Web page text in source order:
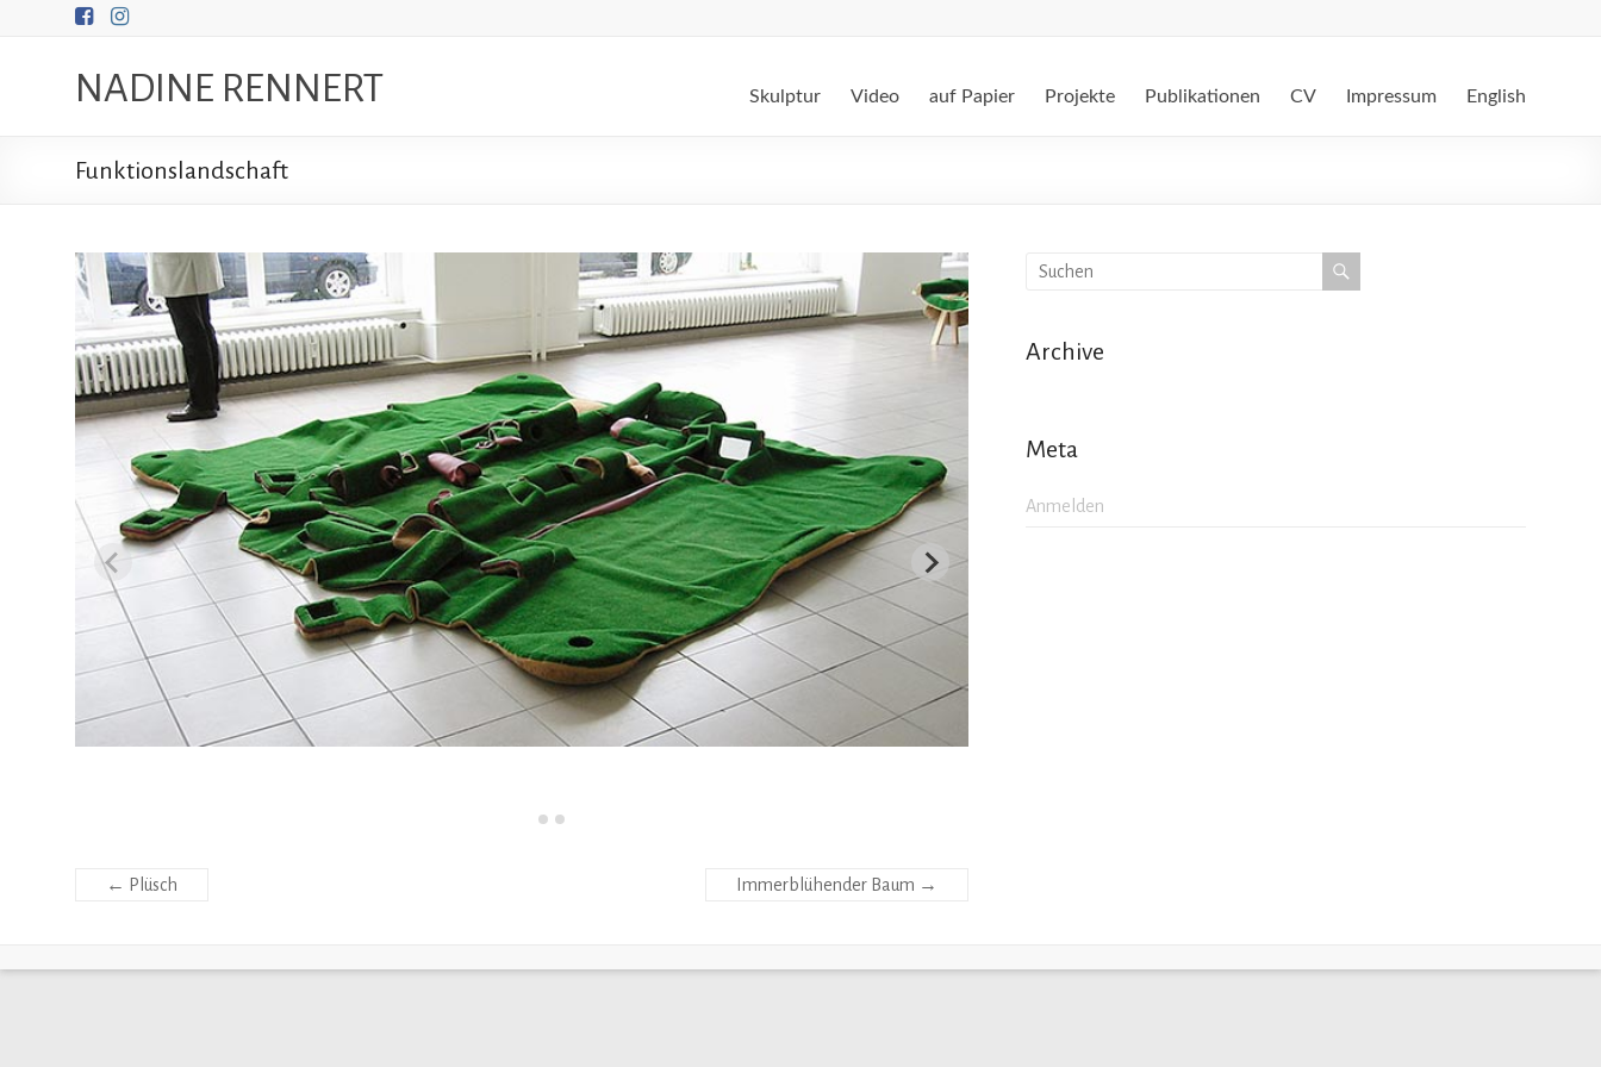
NADINE RENNERT Skulptur Video auf Papier Projekte Publikationen CV Impressum English
Funktionslandschaft
← Plüsch Immerblühender Baum →
Archive
Meta
Anmelden